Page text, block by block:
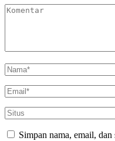
Simpan nama, email,